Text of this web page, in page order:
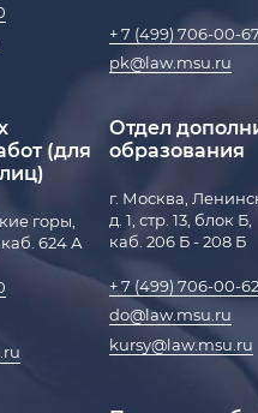
+ 7 (499) 706-00-67
pk@law.msu.ru
(для
горы,
каб. 624 А
Отдел
образования
г. Москва,
д. 1, стр. 13, блок Б,
каб. 206 Б - 208 Б
+ 7 (499) 706-00-62
do@law.msu.ru
kursy@law.msu.ru